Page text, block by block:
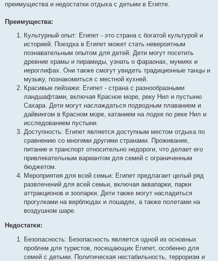
н
преимущества и недостатки отдыха с детьми в Египте.
Преимущества:
Культурный опыт: Египет - это страна с богатой культурой и
историей. Поездка в Египет может стать невероятным
познавательным опытом для детей. Дети могут посетить
древние храмы и пирамиды, узнать о фараонах, мумиях и
иероглифах. Они также смогут увидеть традиционные танцы и
музыку, познакомиться с местной кухней.
Красивые пейзажи: Египет - страна с разнообразными
ландшафтами, включая Красное море, реку Нил и пустыню
Сахара. Дети могут наслаждаться подводным плаванием и
дайвингом в Красном море, катанием на лодке по реке Нил и
исследованием пустыни.
Доступность: Египет является доступным местом отдыха по
сравнению со многими другими странами. Проживание,
питание и транспорт относительно недороги, что делает его
привлекательным вариантом для семей с ограниченным
бюджетом.
Мероприятия для всей семьи: Египет предлагает целый ряд
развлечений для всей семьи, включая аквапарки, парки
аттракционов и зоопарки. Дети также могут насладиться
прогулками на верблюдах и лошадях, а также полетами на
воздушном шаре.
Недостатки:
Безопасность: Безопасность является одной из основных
проблем для туристов, посещающих Египет, особенно для
семей с детьми. Политическая нестабильность, терроризм и